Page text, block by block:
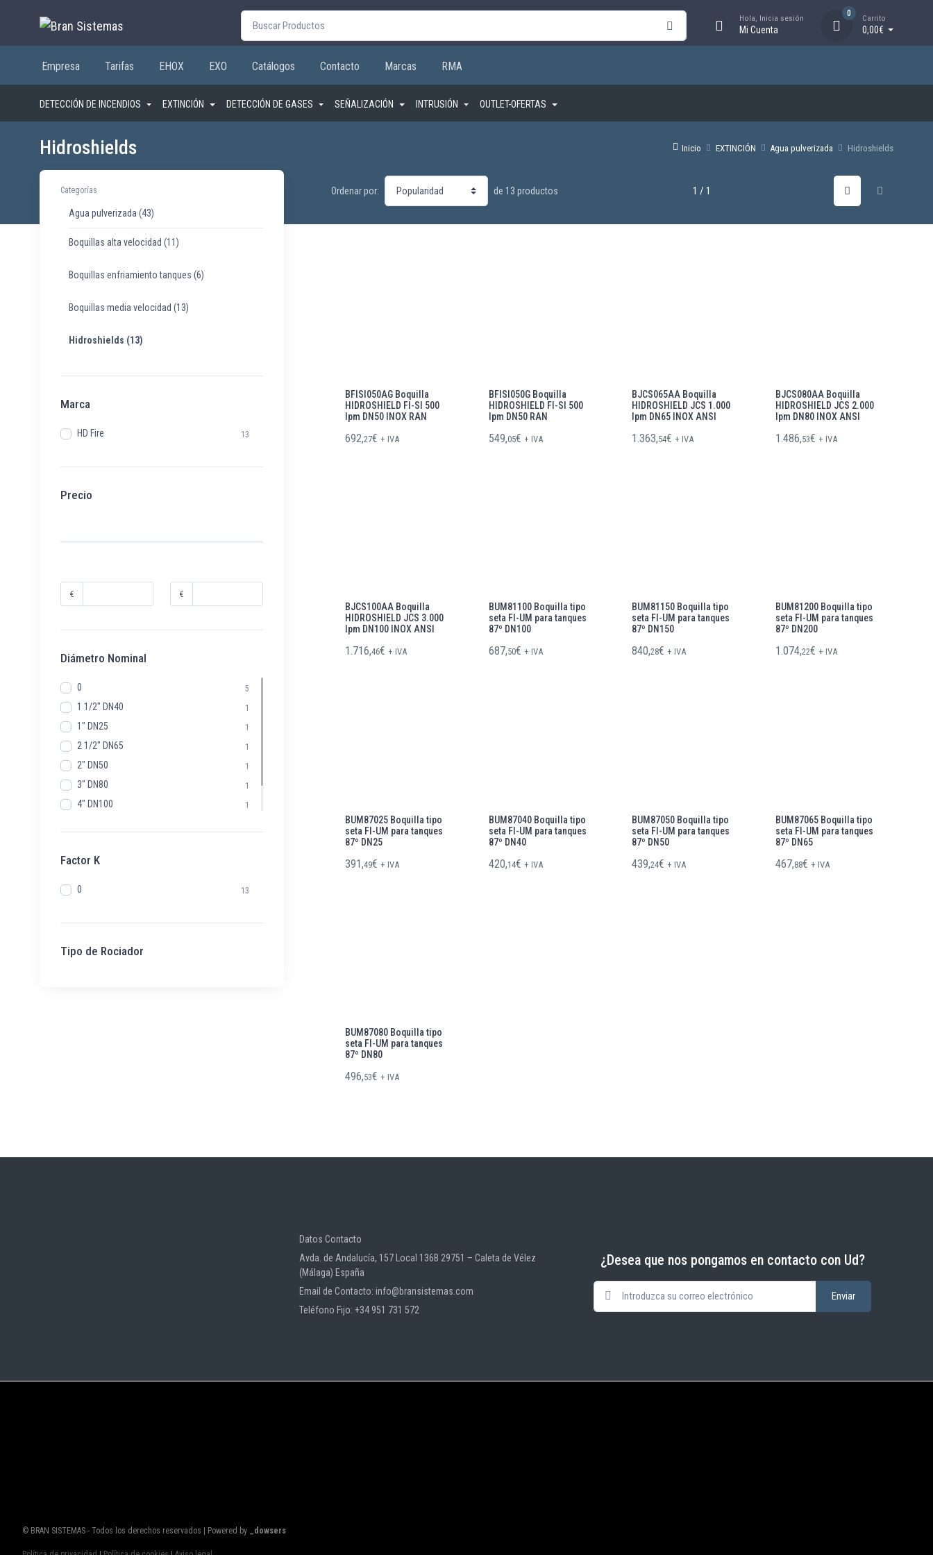
Buscar por: Hola, Inicia sesión
Mi Cuenta
0
Carrito
0,00€
Empresa Tarifas EHOX EXO Catálogos Contacto Marcas RMA
DETECCIÓN DE INCENDIOS EXTINCIÓN DETECCIÓN DE GASES SEÑALIZACIÓN INTRUSIÓN OUTLET-OFERTAS
Inicio EXTINCIÓN Agua pulverizada Hidroshields
Hidroshields
Ordenar por: de 13 productos 1 / 1
BFISI050AG Boquilla
HIDROSHIELD FI-SI 500
lpm DN50 INOX RAN
692,27€ + IVA
BFISI050G Boquilla
HIDROSHIELD FI-SI 500
lpm DN50 RAN
549,05€ + IVA
BJCS065AA Boquilla
HIDROSHIELD JCS 1.000
lpm DN65 INOX ANSI
1.363,54€ + IVA
BJCS080AA Boquilla
HIDROSHIELD JCS 2.000
lpm DN80 INOX ANSI
1.486,53€ + IVA
BJCS100AA Boquilla
HIDROSHIELD JCS 3.000
lpm DN100 INOX ANSI
1.716,46€ + IVA
BUM81100 Boquilla tipo
seta FI-UM para tanques
87º DN100
687,50€ + IVA
BUM81150 Boquilla tipo
seta FI-UM para tanques
87º DN150
840,28€ + IVA
BUM81200 Boquilla tipo
seta FI-UM para tanques
87º DN200
1.074,22€ + IVA
BUM87025 Boquilla tipo
seta FI-UM para tanques
87º DN25
391,49€ + IVA
BUM87040 Boquilla tipo
seta FI-UM para tanques
87º DN40
420,14€ + IVA
BUM87050 Boquilla tipo
seta FI-UM para tanques
87º DN50
439,24€ + IVA
BUM87065 Boquilla tipo
seta FI-UM para tanques
87º DN65
467,88€ + IVA
BUM87080 Boquilla tipo
seta FI-UM para tanques
87º DN80
496,53€ + IVA
Categorías
Agua pulverizada (43)
Boquillas alta velocidad (11)
Boquillas enfriamiento tanques (6)
Boquillas media velocidad (13)
Hidroshields (13)
Marca
HD Fire 13
Precio
€ €
Diámetro Nominal
0 5
1 1/2" DN40 1
1" DN25 1
2 1/2" DN65 1
2" DN50 1
3" DN80 1
4" DN100 1
Factor K
0 13
Tipo de Rociador
Datos Contacto
Avda. de Andalucía, 157 Local 136B 29751 – Caleta de Vélez
(Málaga) España
Email de Contacto: info@bransistemas.com
Teléfono Fijo: +34 951 731 572
¿Desea que nos pongamos en contacto con Ud?
© BRAN SISTEMAS - Todos los derechos reservados | Powered by _dowsers